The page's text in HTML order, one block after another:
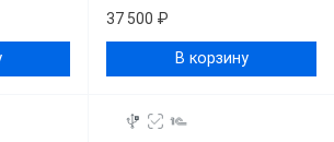
37 500 ₽
В корзину